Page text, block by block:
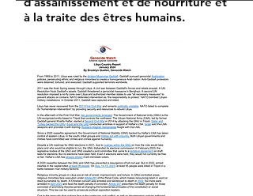
à la traite des êtres humains.